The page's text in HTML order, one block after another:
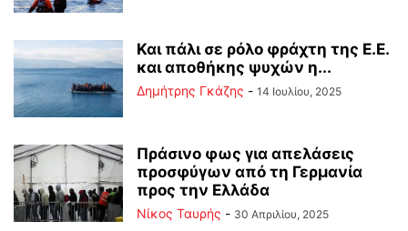
Και πάλι σε ρόλο φράχτη της Ε.Ε.
και αποθήκης ψυχών η...
Δημήτρης Γκάζης - 14 Ιουλίου, 2025
Πράσινο φως για απελάσεις
προσφύγων από τη Γερμανία
προς την Ελλάδα
Νίκος Ταυρής - 30 Απριλίου, 2025